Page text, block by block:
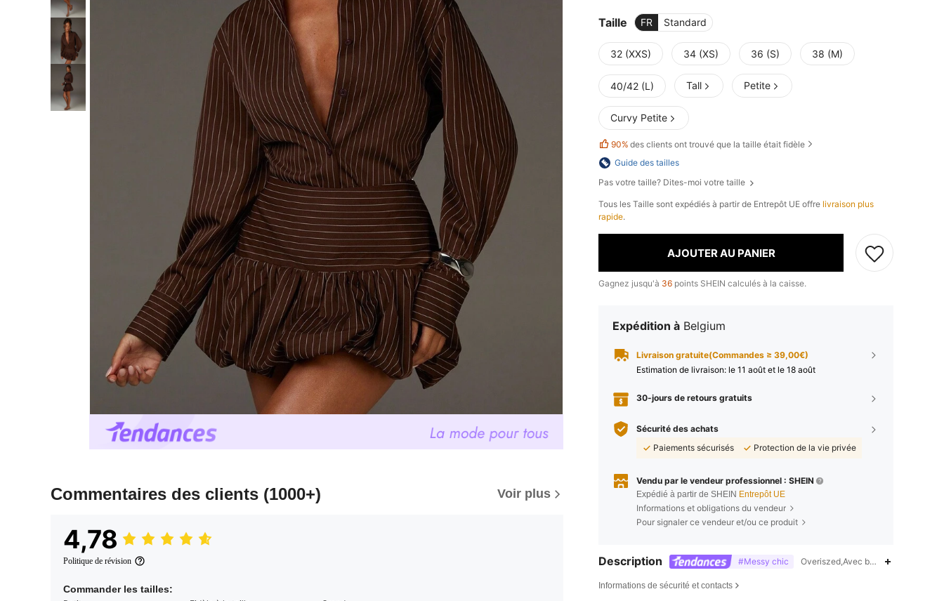
Commentaires des clients (1000+) Voir plus
4,78
Politique de révision
Commander les tailles:
Taille FR Standard
32 (XXS) 34 (XS) 36 (S) 38 (M)
40/42 (L) Tall Petite
Curvy Petite
90% des clients ont trouvé que la taille était fidèle
Guide des tailles
Pas votre taille? Dites-moi votre taille
Tous les Taille sont expédiés à partir de Entrepôt UE offre livraison plus
rapide.
AJOUTER AU PANIER
Gagnez jusqu'à 36 points SHEIN calculés à la caisse.
Expédition à Belgium
Livraison gratuite(Commandes ≥ 39,00€)
Estimation de livraison: le 11 août et le 18 août
30-jours de retours gratuits
Sécurité des achats
Paiements sécurisés
Protection de la vie privée
Vendu par le vendeur professionnel : SHEIN
Expédié à partir de SHEIN Entrepôt UE
Informations et obligations du vendeur
Pour signaler ce vendeur et/ou ce produit
Description #Messy chic Overiszed,Avec boutons
Informations de sécurité et contacts